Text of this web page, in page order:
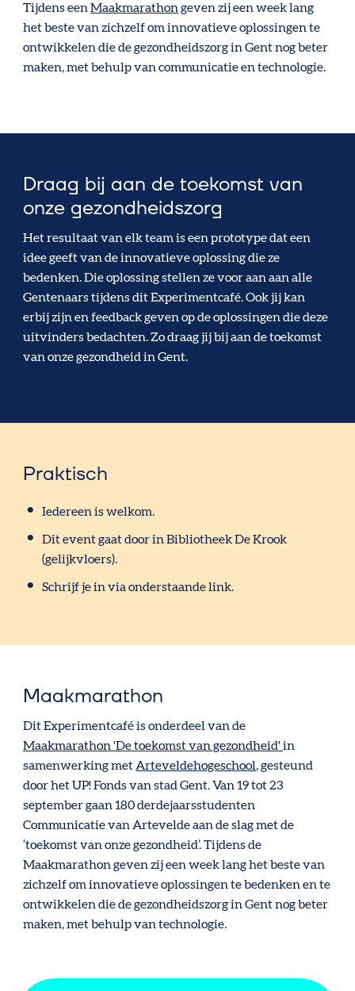
Tijdens eenMaakmarathon geven zij een week lang
het beste van zichzelf om innovatieve oplossingen te
ontwikkelen die de gezondheidszorg in Gent nog beter
maken, met behulp van communicatie en technologie.
Draag bij aan de toekomst van
onze gezondheidszorg
Het resultaat van elk team is een prototype dat een
idee geeft van de innovatieve oplossing die ze
bedenken. Die oplossing stellen ze voor aan aan alle
Gentenaars tijdens ditExperimentcafé.Ook jij kan
erbij zijn en feedback geven op de oplossingen die deze
uitvinders bedachten.Zo draag jij bij aan de toekomst
van onze gezondheid in Gent.
Praktisch
Iedereen is welkom.
Dit event gaat door in Bibliotheek De Krook
(gelijkvloers).
Schrijf je in via onderstaande link.
Maakmarathon
Dit Experimentcafé is onderdeel van de
Maakmarathon 'De toekomst van gezondheid'in
samenwerking met Arteveldehogeschool, gesteund
door het UP! Fonds van stad Gent. Van 19 tot 23
september gaan 180 derdejaarsstudenten
Communicatie van Artevelde aan de slag met de
‘toekomst van onze gezondheid’. Tijdens de
Maakmarathon geven zij een week lang het beste van
zichzelf om innovatieve oplossingen te bedenken en te
ontwikkelen die de gezondheidszorg in Gent nog beter
maken, met behulp van technologie.